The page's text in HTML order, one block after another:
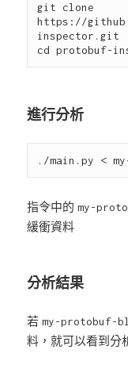
git clone
https://
inspector.git
進行分析
指令中的my-
緩衝資料
分析結果
若my-protobuf-
料，就可以看到分